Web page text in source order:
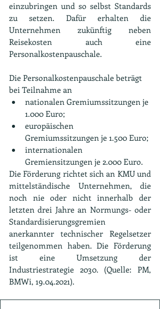
einzubringen und so selbst Standards
zu setzen. Dafür erhalten die
Unternehmen zukünftig neben
Reisekosten auch eine
Personalkostenpauschale.
Die Personalkostenpauschale beträgt
bei Teilnahme an
nationalen Gremiumssitzungen je
1.000 Euro;
europäischen
Gremiumssitzungen je 1.500 Euro;
internationalen
Gremiensitzungen je 2.000 Euro.
Die Förderung richtet sich an KMU und
mittelständische Unternehmen, die
noch nie oder nicht innerhalb der
letzten drei Jahre an Normungs- oder
Standardisierungsgremien
anerkannter technischer Regelsetzer
teilgenommen haben. Die Förderung
ist eine Umsetzung der
Industriestrategie 2030. (Quelle: PM,
BMWi, 19.04.2021).